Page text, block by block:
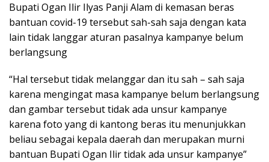
Bupati Ogan Ilir Ilyas Panji Alam di kemasan beras
bantuan covid-19 tersebut sah-sah saja dengan kata
lain tidak langgar aturan pasalnya kampanye belum
berlangsung
“Hal tersebut tidak melanggar dan itu sah – sah saja
karena mengingat masa kampanye belum berlangsung
dan gambar tersebut tidak ada unsur kampanye
karena foto yang di kantong beras itu menunjukkan
beliau sebagai kepala daerah dan merupakan murni
bantuan Bupati Ogan Ilir tidak ada unsur kampanye”